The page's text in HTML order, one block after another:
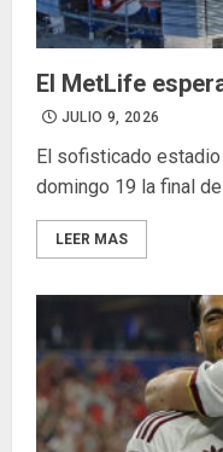
El MetLife
JULIO 9, 2026
El sofisticado
domingo 19 la final
LEER MAS